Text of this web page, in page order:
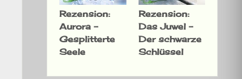
Rezension:
Aurora –
Gesplitterte
Seele
Rezension:
Das Juwel –
Der schwarze
Schlüssel